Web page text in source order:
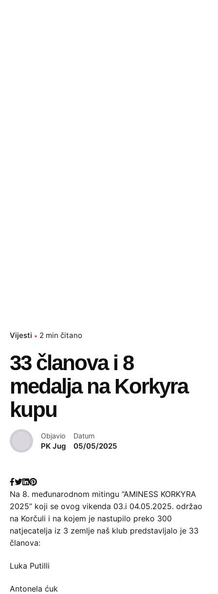
Vijesti 2 min čitano
33 članova i 8
medalja na Korkyra
kupu
Objavio
PK Jug
Datum
05/05/2025
Na 8. međunarodnom mitingu “AMINESS KORKYRA
2025” koji se ovog vikenda 03.i 04.05.2025. održao
na Korčuli i na kojem je nastupilo preko 300
natjecatelja iz 3 zemlje naš klub predstavljalo je 33
članova:
Luka Putilli
Antonela ćuk